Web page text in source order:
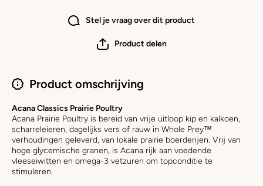
Stel je vraag over dit product
Product delen
Product omschrijving
Acana Classics Prairie Poultry
Acana Prairie Poultry is bereid van vrije uitloop kip en kalkoen,
scharreleieren, dagelijks vers of rauw in Whole Prey™
verhoudingen geleverd, van lokale prairie boerderijen. Vrij van
hoge glycemische granen, is Acana rijk aan voedende
vleeseiwitten en omega-3 vetzuren om topconditie te
stimuleren.